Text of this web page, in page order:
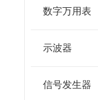
数字万用表
示波器
信号发生器